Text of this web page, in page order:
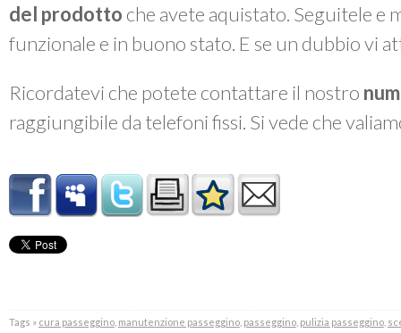
del prodotto che avete aquistato. Seguitele
funzionale e in buono stato. E se un dubbio vi
Ricordatevi che potete contattare il nostro
raggiungibile da telefoni fissi. Si vede che
Tags » cura passeggino, manutenzione passeggino, passeggino, pulizia passeggino,